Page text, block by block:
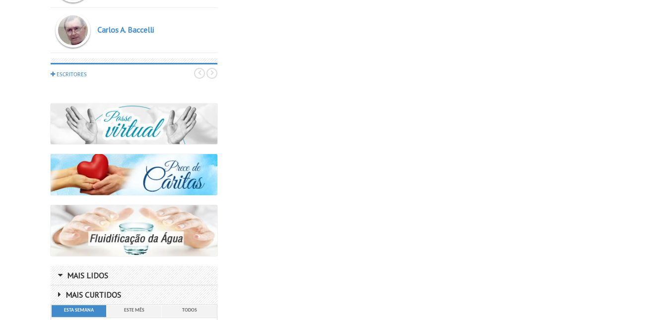
Carlos A. Baccelli
Roque Jacintho
Joao Nunes Maia
Luiz Antonio Gasparetto
Vera Lucia Marinzeck De Carvalho
ESCRITORES
MAIS LIDOS
MAIS CURTIDOS
ESTA SEMANA ESTE MÊS TODOS